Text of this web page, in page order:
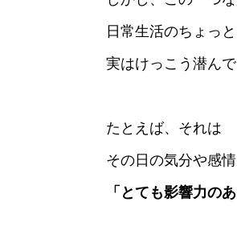
日常生活のちょっ
実はけっこう潜ん
たとえば、それは
その日の気分や感
「とても影響力のあ